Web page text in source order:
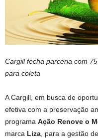
Cargill fecha parceria com
para coleta
A Cargill, em busca de
efetiva com a preservação
programa Ação Renove o
marca Liza , para a gestão